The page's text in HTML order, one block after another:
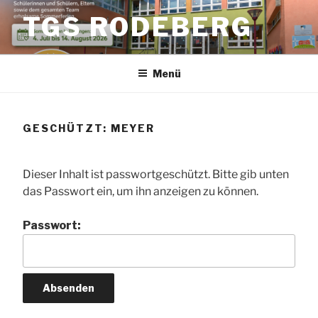
Zum
Inhalt
springenTGS RODEBERG
Menü
GESCHÜTZT: MEYER
Dieser Inhalt ist passwortgeschützt. Bitte gib unten
das Passwort ein, um ihn anzeigen zu können.
Passwort: